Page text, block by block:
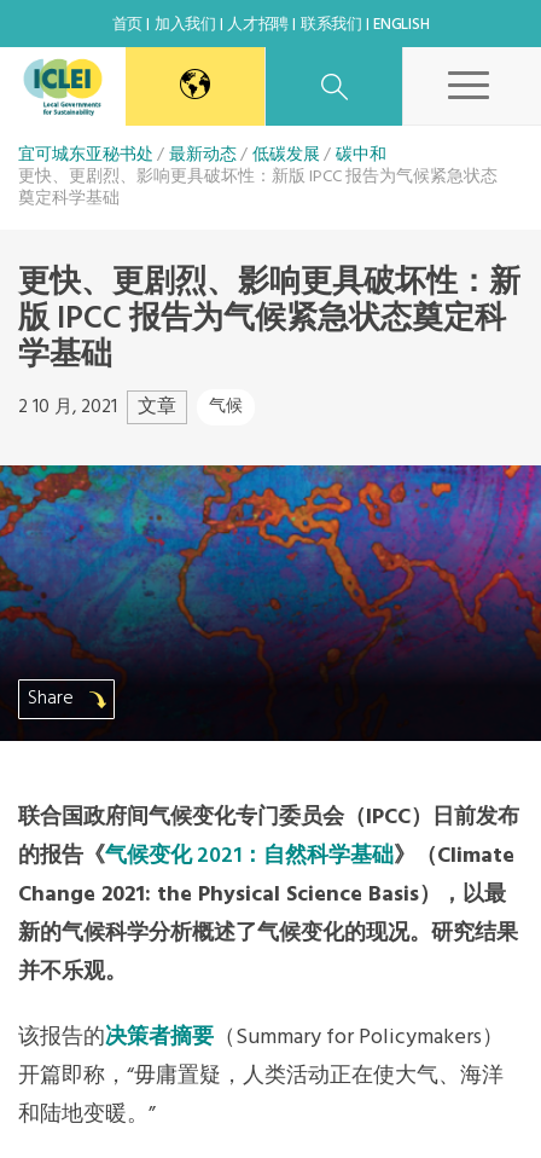
首页 加入我们 人才招聘 联系我们 ENGLISH
东亚秘书处
日本办公室
北京代表处
高雄能力建设中心
全球秘书处
非洲秘书处
欧洲秘书处
加拿大办公室
墨西哥、中美洲和加勒比海区秘书处
大洋洲秘书处
南美洲秘书处
南亚秘书处
东南亚秘书处
宜可城东亚秘书处 最新动态 低碳发展 碳中和
更快、更剧烈、影响更具破坏性：新版 IPCC 报告为气候紧急状态
奠定科学基础
更快、更剧烈、影响更具破坏性：新
版 IPCC 报告为气候紧急状态奠定科
学基础
2 10 月, 2021 文章 气候
Share
联合国政府间气候变化专门委员会（IPCC）日前发布
的报告《气候变化 2021：自然科学基础》（Climate
Change 2021: the Physical Science Basis），以最
新的气候科学分析概述了气候变化的现况。研究结果
并不乐观。
该报告的决策者摘要 （Summary for Policymakers）
开篇即称，“毋庸置疑，人类活动正在使大气、海洋
和陆地变暖。”